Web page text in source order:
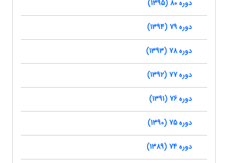
دوره 80 (1395)
دوره 79 (1394)
دوره 78 (1393)
دوره 77 (1392)
دوره 76 (1391)
دوره 75 (1390)
دوره 74 (1389)